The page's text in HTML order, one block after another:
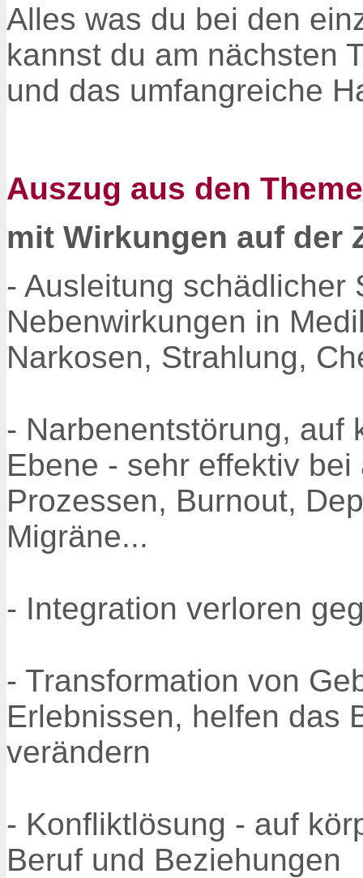
Alles was du bei den
kannst du am nächsten
und das umfangreiche
Auszug aus den
mit Wirkungen auf der
- Ausleitung schädlicher
Nebenwirkungen in
Narkosen, Strahlung,
- Narbenentstörung, auf
Ebene - sehr effektiv
Prozessen, Burnout,
Migräne...
- Integration verloren
- Transformation von
Erlebnissen, helfen das
verändern
- Konfliktlösung - auf
Beruf und Beziehungen